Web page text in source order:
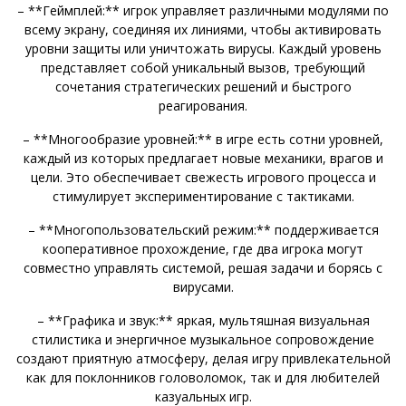
– **Геймплей:** игрок управляет различными модулями по
всему экрану, соединяя их линиями, чтобы активировать
уровни защиты или уничтожать вирусы. Каждый уровень
представляет собой уникальный вызов, требующий
сочетания стратегических решений и быстрого
реагирования.
– **Многообразие уровней:** в игре есть сотни уровней,
каждый из которых предлагает новые механики, врагов и
цели. Это обеспечивает свежесть игрового процесса и
стимулирует экспериментирование с тактиками.
– **Многопользовательский режим:** поддерживается
кооперативное прохождение, где два игрока могут
совместно управлять системой, решая задачи и борясь с
вирусами.
– **Графика и звук:** яркая, мультяшная визуальная
стилистика и энергичное музыкальное сопровождение
создают приятную атмосферу, делая игру привлекательной
как для поклонников головоломок, так и для любителей
казуальных игр.